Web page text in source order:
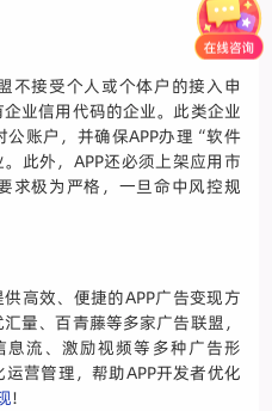
不接受个人或个体户的接入申
业信用代码的企业。此类企业
账户，并确保APP办理“软件
此外，APP还必须上架应用市
求极为严格，一旦命中风控规
高效、便捷的APP广告变现方
量、百青藤等多家广告联盟，
流、激励视频等多种广告形
营管理，帮助APP开发者优化
!